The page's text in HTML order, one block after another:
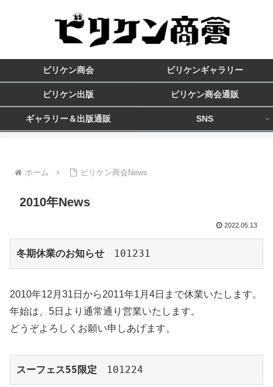
ビリケン商会 ビリケンギャラリー
ビリケン出版 ビリケン商会通販
ギャラリー＆出版通販 SNS
ホーム ビリケン商会News
2010年News
2022.05.13
冬期休業のお知らせ 101231
2010年12月31日から2011年1月4日まで休業いたします。
年始は、5日より通常通り営業いたします。
どうぞよろしくお願い申しあげます。
スーフェス55限定 101224